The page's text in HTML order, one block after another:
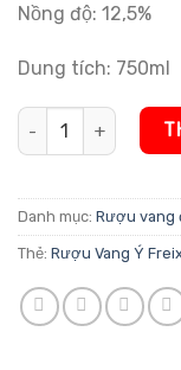
Nồng độ: 12,5%
Dung tích: 750ml
Rượu Vang Ý
Danh mục: Rượu vang
Thẻ: Rượu Vang Ý